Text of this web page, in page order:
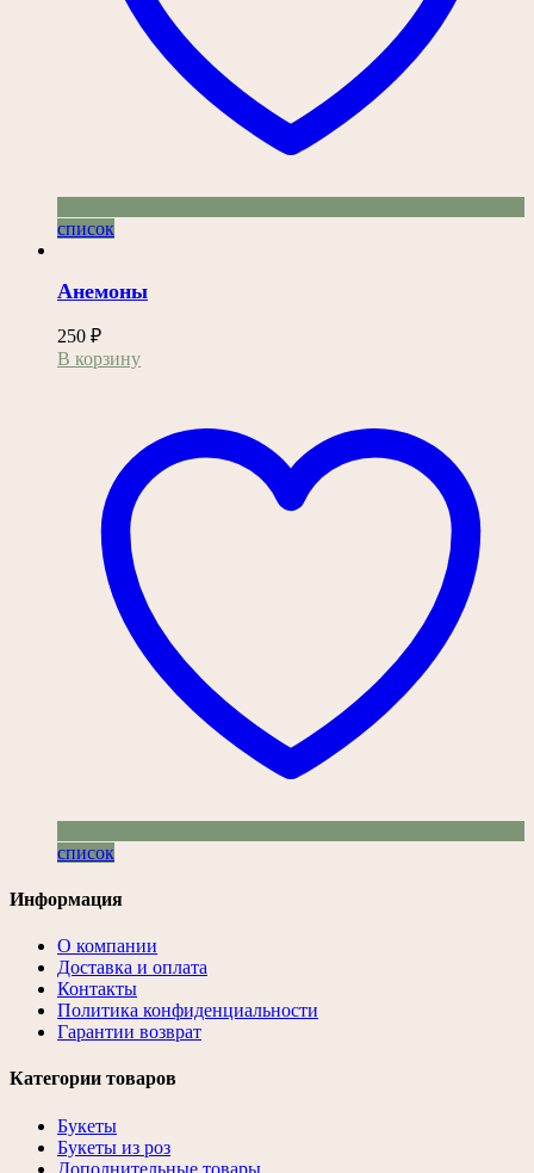
список
Анемоны
250 ₽
В корзину
список
Информация
О компании
Доставка и оплата
Контакты
Политика конфиденциальности
Гарантии возврат
Категории товаров
Букеты
Букеты из роз
Дополнительные товары